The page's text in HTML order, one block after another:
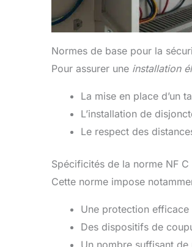
Normes de base pour la
Pour assurer une installation
La mise en place d’un
L’installation de
Le respect des
Spécificités de la norme NF C
Cette norme impose
Une protection
Des dispositifs de